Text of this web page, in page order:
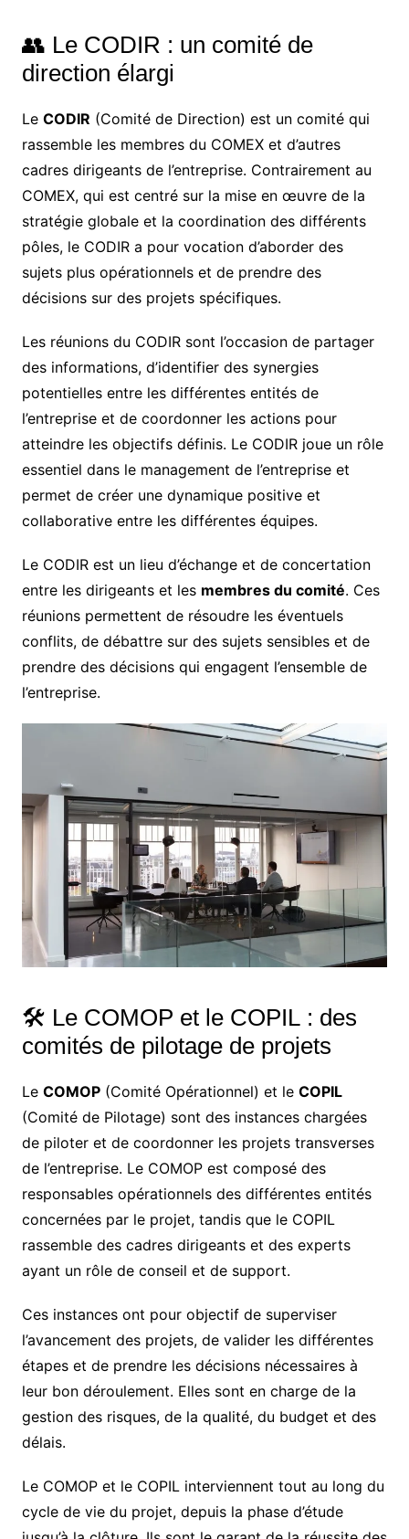
👥 Le CODIR : un comité de
direction élargi
Le CODIR (Comité de Direction) est un comité qui
rassemble les membres du COMEX et d’autres
cadres dirigeants de l’entreprise. Contrairement au
COMEX, qui est centré sur la mise en œuvre de la
stratégie globale et la coordination des différents
pôles, le CODIR a pour vocation d’aborder des
sujets plus opérationnels et de prendre des
décisions sur des projets spécifiques.
Les réunions du CODIR sont l’occasion de partager
des informations, d’identifier des synergies
potentielles entre les différentes entités de
l’entreprise et de coordonner les actions pour
atteindre les objectifs définis. Le CODIR joue un rôle
essentiel dans le management de l’entreprise et
permet de créer une dynamique positive et
collaborative entre les différentes équipes.
Le CODIR est un lieu d’échange et de concertation
entre les dirigeants et les membres du comité. Ces
réunions permettent de résoudre les éventuels
conflits, de débattre sur des sujets sensibles et de
prendre des décisions qui engagent l’ensemble de
l’entreprise.
🛠️ Le COMOP et le COPIL : des
comités de pilotage de projets
Le COMOP(Comité Opérationnel) et le COPIL
(Comité de Pilotage) sont des instances chargées
de piloter et de coordonner les projets transverses
de l’entreprise. Le COMOP est composé des
responsables opérationnels des différentes entités
concernées par le projet, tandis que le COPIL
rassemble des cadres dirigeants et des experts
ayant un rôle de conseil et de support.
Ces instances ont pour objectif de superviser
l’avancement des projets, de valider les différentes
étapes et de prendre les décisions nécessaires à
leur bon déroulement. Elles sont en charge de la
gestion des risques, de la qualité, du budget et des
délais.
Le COMOP et le COPIL interviennent tout au long du
cycle de vie du projet, depuis la phase d’étude